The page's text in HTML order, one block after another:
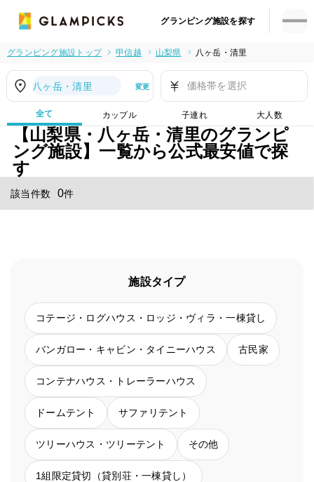
グランピング施設を探す
グランピング施設トップ 甲信越 山梨県 八ヶ岳・清里
八ヶ岳・清里 変更 価格帯を選択
全て カップル 子連れ 大人数
【山梨県・八ヶ岳・清里のグランピ
ング施設】一覧から公式最安値で探
す
該当件数 0件
施設タイプ
コテージ・ログハウス・ロッジ・ヴィラ・一棟貸し
バンガロー・キャビン・タイニーハウス 古民家
コンテナハウス・トレーラーハウス
ドームテント サファリテント
ツリーハウス・ツリーテント その他
1組限定貸切（貸別荘・一棟貸し）